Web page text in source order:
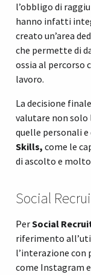
l’obbligo di
hanno infatti
creato un’area
che permette di
ossia al percorso
lavoro.
La decisione
valutare non solo
quelle personali
Skills, come le
di ascolto e
Social
PerSocial
riferimento
l’interazione con
come Instagram